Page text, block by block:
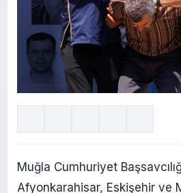
Muğla Cumhuriyet
Afyonkarahisar, Eskişehir ve